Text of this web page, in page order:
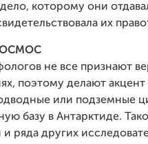
которому они
их
не все признают
поэтому делают акцент
или подземные
базу в Антарктиде.
ряда других